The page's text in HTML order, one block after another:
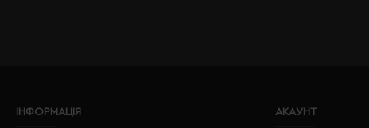
ІНФОРМАЦІЯ АКАУНТ